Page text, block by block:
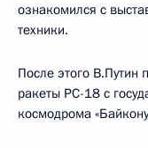
ознакомился с
техники.
После этого В.Путин
ракеты РС-18 с
космодрома